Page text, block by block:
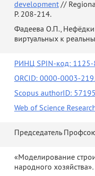
development //
P. 208-214.
Фадеева О.П.,
виртуальных к
РИНЦ SPIN-код:
ORCID: 0000-0003-
Scopus authorID:
Web of Science
Председатель
«Моделирование
народного хозяйства».